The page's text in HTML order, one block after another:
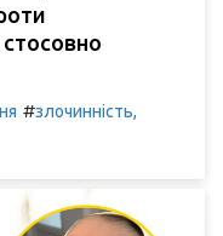
#злочинність,